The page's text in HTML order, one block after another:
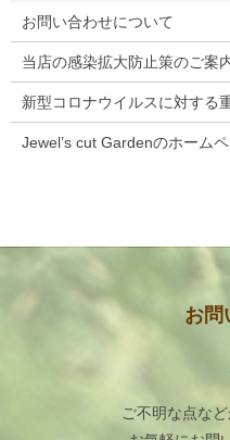
お問い合わせについて
当店の感染拡大防止策のご案
新型コロナウイルスに対する
Jewel’s cut Gardenのホーム
お問
ご不明な点な